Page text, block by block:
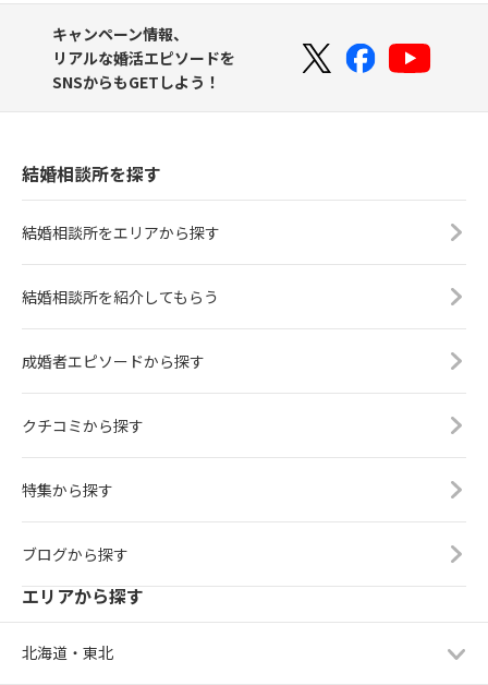
キャンペーン情報、
リアルな婚活エピソードを
SNSからもGETしよう！
結婚相談所を探す
結婚相談所をエリアから探す
結婚相談所を紹介してもらう
成婚者エピソードから探す
クチコミから探す
特集から探す
ブログから探す
エリアから探す
北海道・東北